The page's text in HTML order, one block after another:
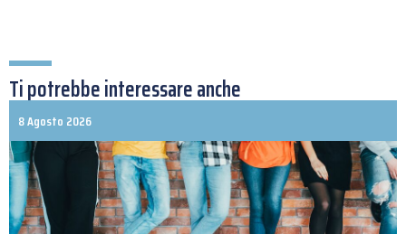
Ti potrebbe interessare anche
8 Agosto 2026